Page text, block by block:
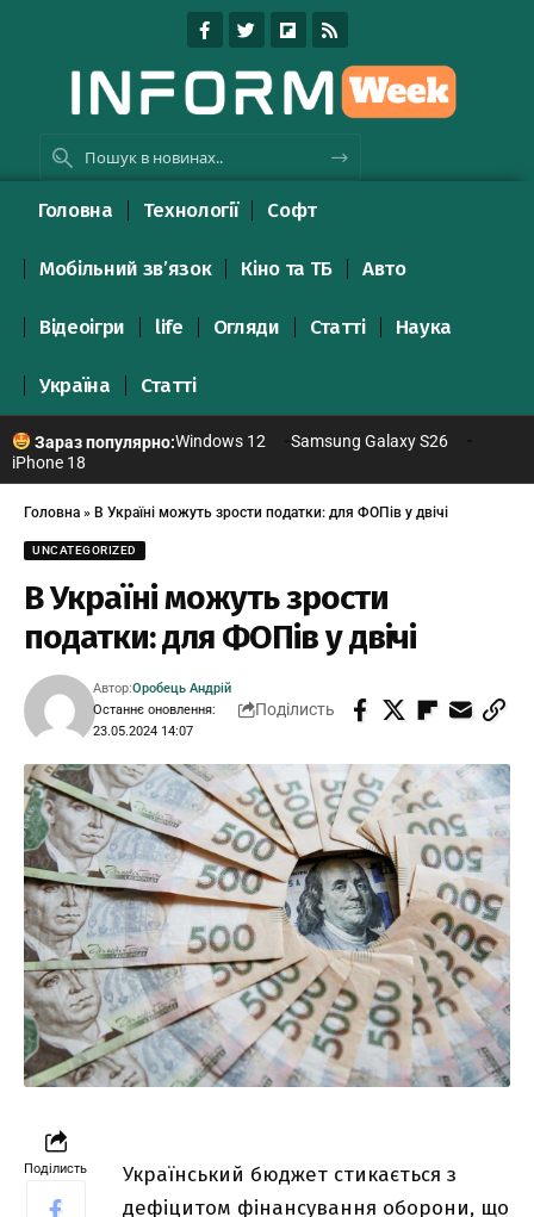
Головна Технології Софт
Мобільний зв’язок Кіно та ТБ Авто
Відеоігри life Огляди Статті Наука
Україна Статті
Зараз популярно:Windows 12
Samsung Galaxy S26
iPhone 18
Головна » В Україні можуть зрости податки: для ФОПів у двічі
UNCATEGORIZED
В Україні можуть зрости
податки: для ФОПів у двічі
Останнє оновлення:
23.05.2024 14:07
Автор:Оробець Андрій
Поділисть
Поділисть
Український бюджет стикається з
дефіцитом фінансування оборони, що